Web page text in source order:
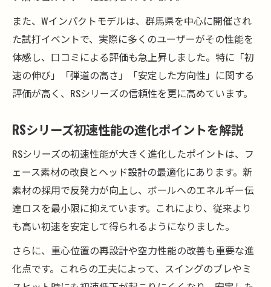
また、Wインパクトモデルは、群馬県を中心に開催され
た試打イベントで、実際に多くのユーザーがその性能を
体感し、口コミによる評価も急上昇しました。特に「初
速の伸び」「弾道の高さ」「安定した方向性」に関する
評価が高く、RSシリーズの信頼性を更に高めています。
RSシリーズ初速性能の進化ポイントを解説
RSシリーズの初速性能が大きく進化したポイントは、フ
ェース素材の改良とヘッド設計の最適化にあります。新
素材の採用で反発力が向上し、ボールへのエネルギー伝
達ロスを最小限に抑えています。これにより、従来より
も高い初速を安定して得られるようになりました。
さらに、重心位置の再設計や空力性能の改善も重要な進
化点です。これらの工夫によって、スイングのブレやミ